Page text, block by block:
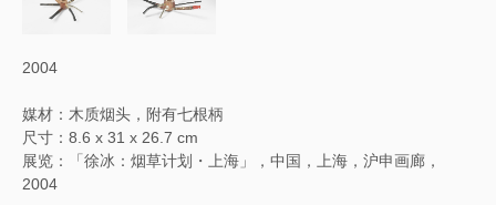
2004
媒材：木质烟头，附有七根柄
尺寸：8.6 x 31 x 26.7 cm
展览：「徐冰：烟草计划・上海」，中国，上海，沪申画廊，
2004